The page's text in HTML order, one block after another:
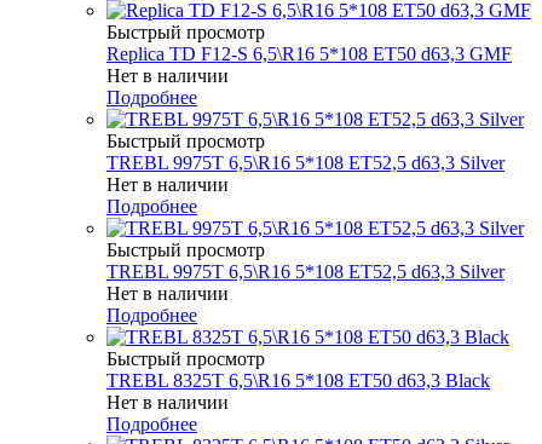
Быстрый просмотр
Replica TD F12-S 6,5\R16 5*108 ET50 d63,3 GMF
Нет в наличии
Подробнее
Быстрый просмотр
TREBL 9975T 6,5\R16 5*108 ET52,5 d63,3 Silver
Нет в наличии
Подробнее
Быстрый просмотр
TREBL 9975T 6,5\R16 5*108 ET52,5 d63,3 Silver
Нет в наличии
Подробнее
Быстрый просмотр
TREBL 8325T 6,5\R16 5*108 ET50 d63,3 Black
Нет в наличии
Подробнее